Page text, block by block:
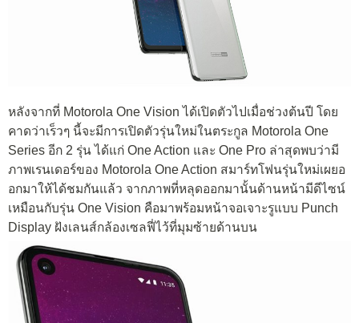
หลังจากที่ Motorola One Vision ได้เปิดตัวไปเมื่อช่วงต้นปี โดย
คาดว่าเร็วๆ นี้จะมีการเปิดตัวรุ่นใหม่ในตระกูล Motorola One
Series อีก 2 รุ่น ได้แก่ One Action และ One Pro ล่าสุดพบว่ามี
ภาพเรนเดอร์ของ Motorola One Action สมาร์ทโฟนรุ่นใหม่เผยอ
อกมาให้ได้ชมกันแล้ว จากภาพที่หลุดออกมานั้นด้านหน้ามีดีไซน์
เหมือนกับรุ่น One Vision คือมาพร้อมหน้าจอเจาะรูแบบ Punch
Display ฝังเลนส์กล้องเซลฟี่ไว้ที่มุมซ้ายด้านบน